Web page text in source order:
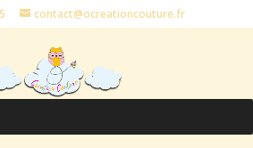
contact@ocreationcouture.fr